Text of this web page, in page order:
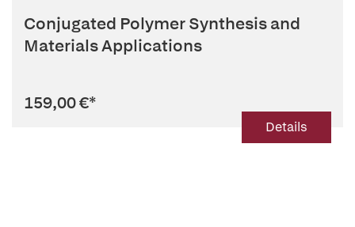
Conjugated Polymer Synthesis and
Materials Applications
159,00 €*
Details